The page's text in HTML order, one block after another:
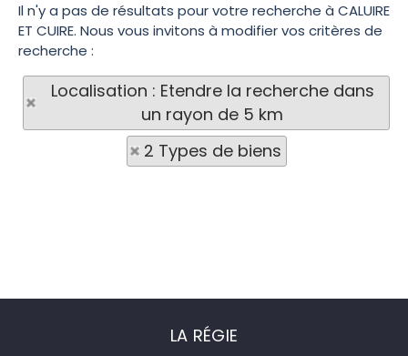
Il n'y a pas de résultats pour votre recherche à CALUIRE
ET CUIRE. Nous vous invitons à modifier vos critères de
recherche :
Localisation : Etendre la recherche dans
un rayon de 5 km
2 Types de biens
LA RÉGIE